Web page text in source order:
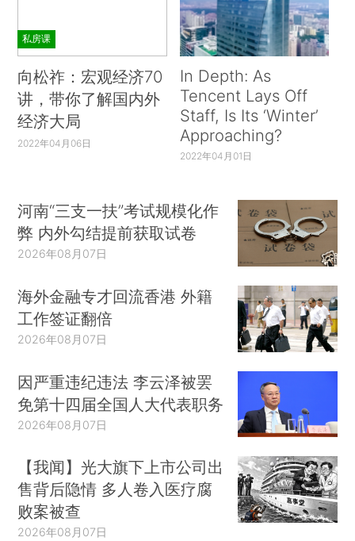
私房课
向松祚：宏观经济70
讲，带你了解国内外
经济大局
2022年04月06日
In Depth: As
Tencent Lays Off
Staff, Is Its ‘Winter’
Approaching?
2022年04月01日
河南“三支一扶”考试规模化作
弊 内外勾结提前获取试卷
2026年08月07日
海外金融专才回流香港 外籍
工作签证翻倍
2026年08月07日
因严重违纪违法 李云泽被罢
免第十四届全国人大代表职务
2026年08月07日
【我闻】光大旗下上市公司出
售背后隐情 多人卷入医疗腐
败案被查
2026年08月07日